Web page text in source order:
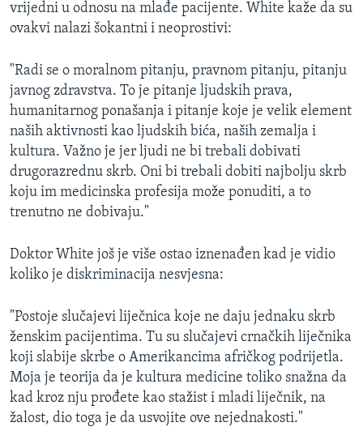
vrijedni u odnosu na mlađe pacijente. White kaže da su
ovakvi nalazi šokantni i neoprostivi:
"Radi se o moralnom pitanju, pravnom pitanju, pitanju
javnog zdravstva. To je pitanje ljudskih prava,
humanitarnog ponašanja i pitanje koje je velik element
naših aktivnosti kao ljudskih bića, naših zemalja i
kultura. Važno je jer ljudi ne bi trebali dobivati
drugorazrednu skrb. Oni bi trebali dobiti najbolju skrb
koju im medicinska profesija može ponuditi, a to
trenutno ne dobivaju."
Doktor White još je više ostao iznenađen kad je vidio
koliko je diskriminacija nesvjesna:
"Postoje slučajevi liječnica koje ne daju jednaku skrb
ženskim pacijentima. Tu su slučajevi crnačkih liječnika
koji slabije skrbe o Amerikancima afričkog podrijetla.
Moja je teorija da je kultura medicine toliko snažna da
kad kroz nju prođete kao stažist i mladi liječnik, na
žalost, dio toga je da usvojite ove nejednakosti."